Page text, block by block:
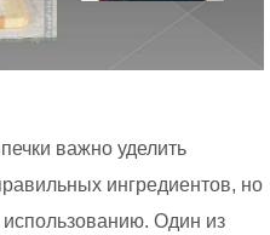
важно уделить
ингредиентов, но
использованию. Один из